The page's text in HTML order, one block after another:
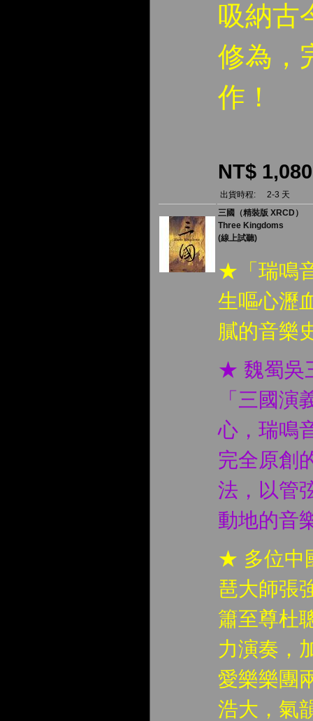
吸納古
修為，
作！
NT$ 1,080
出貨時程:
2-3 天
三國（精裝版 XRCD）
Three Kingdoms
(線上試聽)
★「瑞鳴
生嘔心瀝
膩的音樂
★ 魏蜀吳
「三國
心，瑞鳴
完全原創
法，以管
動地的音
★ 多位中
琶大師張
簫至尊杜
力演奏，
愛樂樂團
浩大，氣